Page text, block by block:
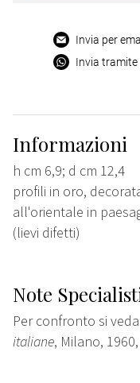
Invia per
Invia
Informazioni
h cm 6,9; d cm 12,4
profili in oro,
all'orientale in
(lievi difetti)
Note
Per confronto si
italiane, Milano,